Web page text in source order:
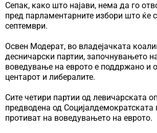
Сепак, како што најави, нема да го
пред парламентарните избори што ќе
септември.
Освен Модерат, во владејачката
десничарски партии, започнувањето
воведување на еврото е поддржано и
центарот и либералите.
Сите четири партии од левичарската
предводена од Социјалдемократската
противат на воведувањето на еврото.